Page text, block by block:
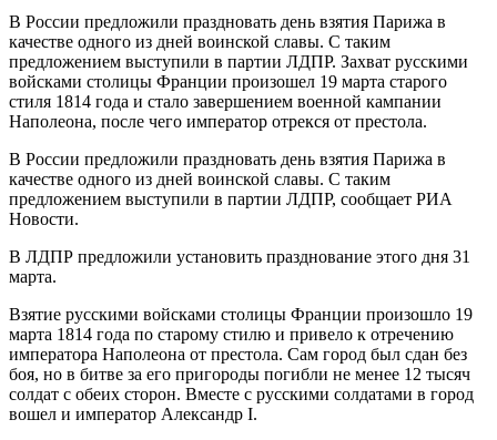
В России предложили праздновать день взятия Парижа в
качестве одного из дней воинской славы. С таким
предложением выступили в партии ЛДПР. Захват русскими
войсками столицы Франции произошел 19 марта старого
стиля 1814 года и стало завершением военной кампании
Наполеона, после чего император отрекся от престола.
В России предложили праздновать день взятия Парижа в
качестве одного из дней воинской славы. С таким
предложением выступили в партии ЛДПР, сообщает РИА
Новости.
В ЛДПР предложили установить празднование этого дня 31
марта.
Взятие русскими войсками столицы Франции произошло 19
марта 1814 года по старому стилю и привело к отречению
императора Наполеона от престола. Сам город был сдан без
боя, но в битве за его пригороды погибли не менее 12 тысяч
солдат с обеих сторон. Вместе с русскими солдатами в город
вошел и император Александр I.